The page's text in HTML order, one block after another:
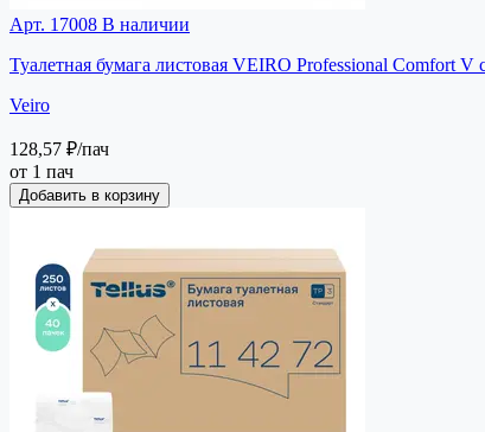
Арт. 17008 В наличии
Туалетная бумага листовая VEIRO Professional Comfort
Veiro
128,57 ₽/пач
от 1 пач
Добавить в корзину